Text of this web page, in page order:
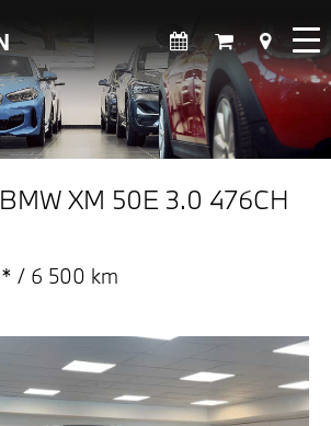
XM 50E 3.0 476CH
/ 6 500 km